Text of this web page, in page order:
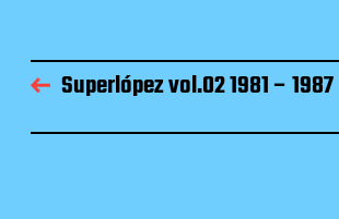
Superlópez vol.02 1981 – 1987